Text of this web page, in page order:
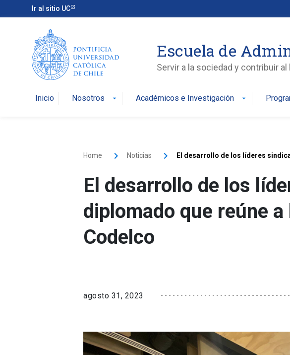
Ir al sitio UC
Escuela de
Servir a la sociedad y contribuir
Inicio Nosotros arrow_drop_down Académicos e Investigación arrow_drop_down
Home Noticias El desarrollo de los líderes
El desarrollo de los
diplomado que reúne
Codelco
agosto 31, 2023